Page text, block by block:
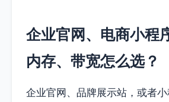
企业官网、电商小程
内存、带宽怎么选？
企业官网、品牌展示站，或者